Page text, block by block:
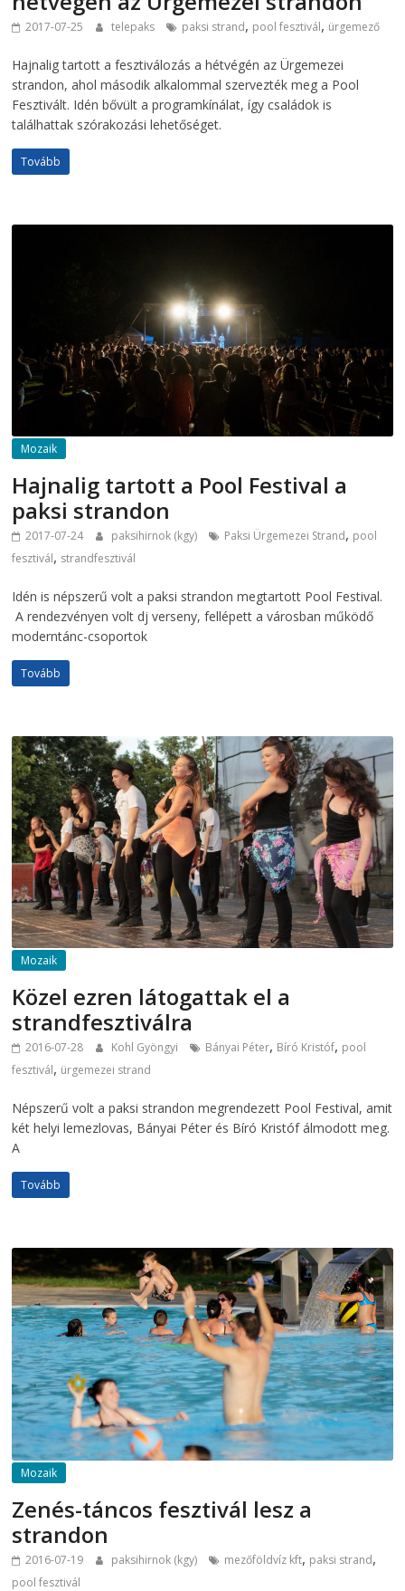
2017-07-25 telepaks paksi strand, pool fesztivál, ürgemező
Hajnalig tartott a fesztiválozás a hétvégén az Ürgemezei
strandon, ahol második alkalommal szervezték meg a Pool
Fesztivált. Idén bővült a programkínálat, így családok is
találhattak szórakozási lehetőséget.
Tovább
Mozaik
Hajnalig tartott a Pool Festival a
paksi strandon
2017-07-24 paksihirnok (kgy) Paksi Ürgemezei Strand, pool
fesztivál, strandfesztivál
Idén is népszerű volt a paksi strandon megtartott Pool Festival.
A rendezvényen volt dj verseny, fellépett a városban működő
moderntánc-csoportok
Tovább
Mozaik
Közel ezren látogattak el a
strandfesztiválra
2016-07-28 Kohl Gyöngyi Bányai Péter, Bíró Kristóf, pool
fesztivál, ürgemezei strand
Népszerű volt a paksi strandon megrendezett Pool Festival, amit
két helyi lemezlovas, Bányai Péter és Bíró Kristóf álmodott meg.
A
Tovább
Mozaik
Zenés-táncos fesztivál lesz a
strandon
2016-07-19 paksihirnok (kgy) mezőföldvíz kft, paksi strand,
pool fesztivál